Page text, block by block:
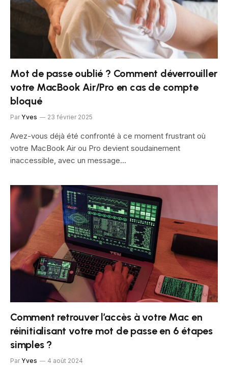
Mot de passe oublié ? Comment déverrouiller
votre MacBook Air/Pro en cas de compte
bloqué
Par Yves 23 février 2025
Avez-vous déjà été confronté à ce moment frustrant où
votre MacBook Air ou Pro devient soudainement
inaccessible, avec un message…
Comment retrouver l’accès à votre Mac en
réinitialisant votre mot de passe en 6 étapes
simples ?
Par Yves 4 août 2024